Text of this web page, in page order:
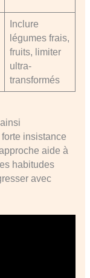
Inclure
légumes frais,
fruits, limiter
ultra-
transformés
insistance
aide à
habitudes
avec